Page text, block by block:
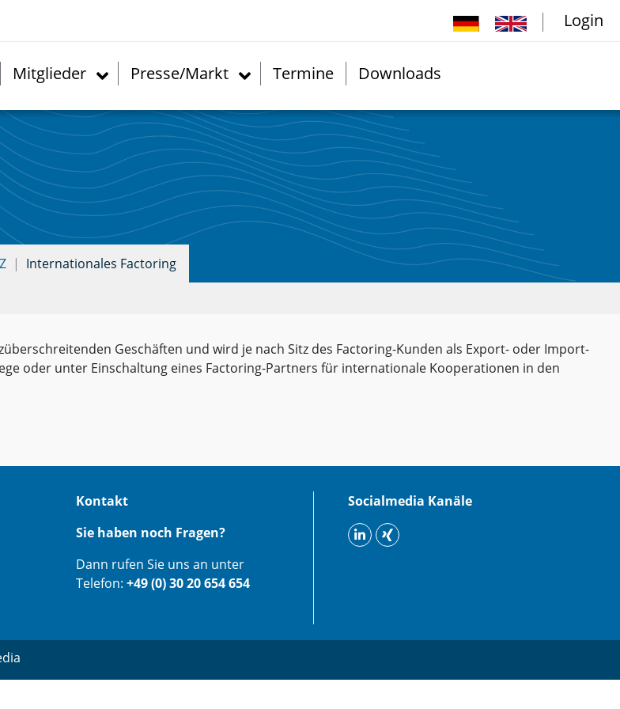
Login
Mitglieder Presse/Markt Termine Downloads
Internationales Factoring
Geschäften und wird je nach Sitz des Factoring-Kunden als Export- oder Import-
oder unter Einschaltung eines Factoring-Partners für internationale Kooperationen in den
Kontakt
Sie haben noch Fragen?
Dann rufen Sie uns an unter
Telefon: +49 (0) 30 20 654 654
Socialmedia Kanäle